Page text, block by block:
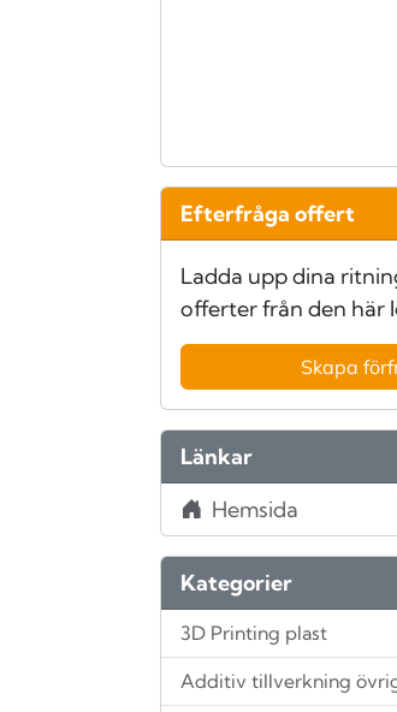
Efterfråga offert
Ladda upp dina
offerter från den här
Skapa
Länkar
Hemsida
Kategorier
3D Printing plast
Additiv tillverkning